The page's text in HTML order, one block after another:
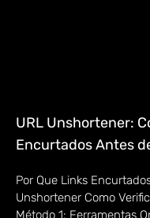
URL Unshortener:
Encurtados Antes
Por Que Links
Unshortener Como